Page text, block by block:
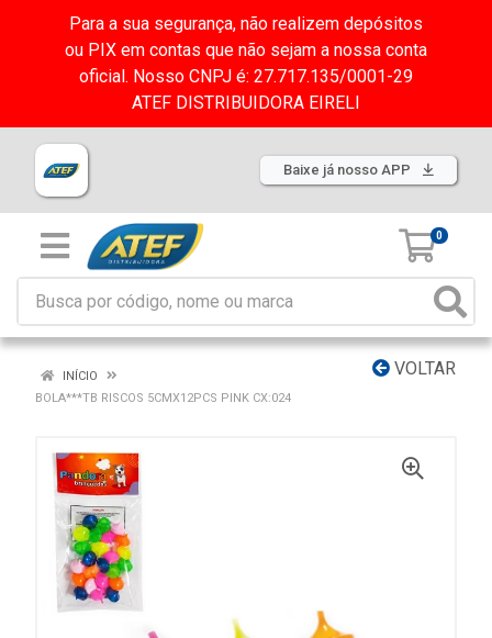
Para a sua segurança, não realizem depósitos
ou PIX em contas que não sejam a nossa conta
oficial. Nosso CNPJ é: 27.717.135/0001-29
ATEF DISTRIBUIDORA EIRELI
Baixe já nosso APP
0
VOLTAR
INÍCIO
BOLA***TB RISCOS 5CMX12PCS PINK CX:024